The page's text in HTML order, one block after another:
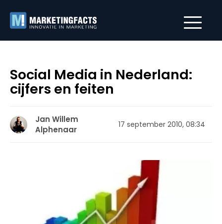
Social Media in Nederland:
cijfers en feiten
Jan Willem
Alphenaar
17 september 2010, 08:34